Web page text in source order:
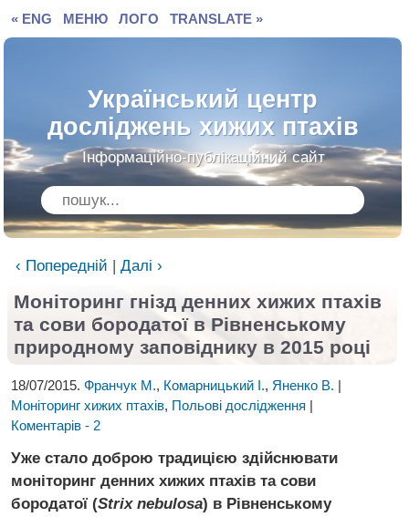
« ENG МЕНЮ ЛОГО TRANSLATE »
Український центр
досліджень хижих птахів
Інформаційно-публікаційний сайт
‹ Попередній | Далі ›
Моніторинг гнізд денних хижих птахів
та сови бородатої в Рівненському
природному заповіднику в 2015 році
18/07/2015. Франчук М., Комарницький І., Яненко В. |
Моніторинг хижих птахів, Польові дослідження |
Коментарів - 2
Уже стало доброю традицією здійснювати
моніторинг денних хижих птахів та сови
бородатої (Strix nebulosa) в Рівненському